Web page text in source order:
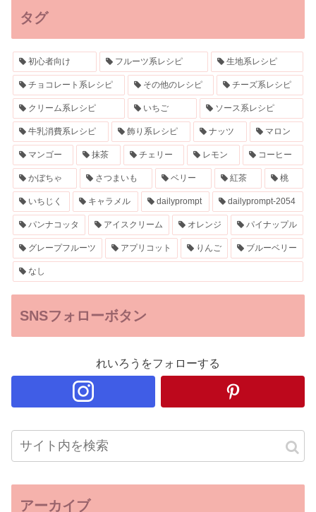
タグ
初心者向け フルーツ系レシピ 生地系レシピ
チョコレート系レシピ その他のレシピ チーズ系レシピ
クリーム系レシピ いちご ソース系レシピ
牛乳消費系レシピ 飾り系レシピ ナッツ マロン
マンゴー 抹茶 チェリー レモン コーヒー
かぼちゃ さつまいも ベリー 紅茶 桃
いちじく キャラメル dailyprompt dailyprompt-2054
パンナコッタ アイスクリーム オレンジ パイナップル
グレープフルーツ アプリコット りんご ブルーベリー
なし
SNSフォローボタン
れいろうをフォローする
アーカイブ